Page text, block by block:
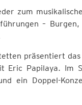
zum
–
präsentiert
Eric Papilaya. Im
ein Doppel-